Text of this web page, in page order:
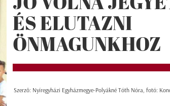
ÉS ELUTAZNI
ÖNMAGUNKHOZ
Szerző: Nyíregyházi Egyházmegye-Polyákné Tóth Nóra, fotó: